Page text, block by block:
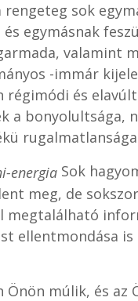
rengeteg sok
egymásnak
valamint
-immár
régimódi és
a bonyolultsága,
Sok
meg, de
megtalálható
ellentmondása is
Önön múlik, és az